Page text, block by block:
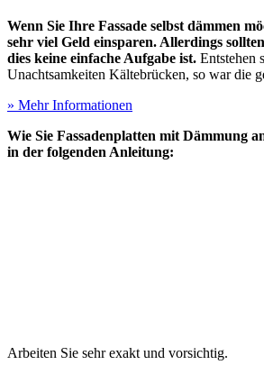
Wenn Sie Ihre Fassade selbst dämmen
sehr viel Geld einsparen. Allerdings
dies keine einfache Aufgabe ist. Entstehen
Unachtsamkeiten Kältebrücken, so war die
» Mehr Informationen
Wie Sie Fassadenplatten mit Dämmung
in der folgenden Anleitung:
Arbeiten Sie sehr exakt und vorsichtig.